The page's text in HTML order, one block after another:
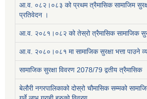
आ.व. ०८२।०८३ को प्रथम त्रैमासिक सामाजिम
प्रतिवेदन ।
आ.व. २०८१।०८२ को तेस्रो त्रैमासिक सामाजिक
आ.व. २०८०।०८१ मा सामाजिक सुरक्षा भत्ता पाउने
सामाजिक सुरक्षा विवरण 2078/79 द्वतीय त्रैमासिक
बेलौरी नगरपालिकाको दोस्रो चौमासिक सम्मको